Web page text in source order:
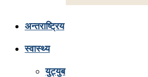
अन्तराष्ट्रिय
स्वास्थ्य
युट्युब